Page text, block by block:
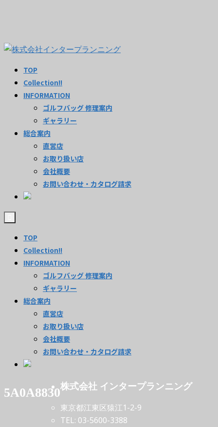
TOP
Collection!!
INFORMATION
ゴルフバッグ 修理案内
ギャラリー
総合案内
直営店
お取り扱い店
会社概要
お問い合わせ・カタログ請求
TOP
Collection!!
INFORMATION
ゴルフバッグ 修理案内
ギャラリー
総合案内
直営店
お取り扱い店
会社概要
お問い合わせ・カタログ請求
5A0A8830
株式会社 インタープランニング
東京都江東区猿江1-2-9
TEL: 03-5600-3388